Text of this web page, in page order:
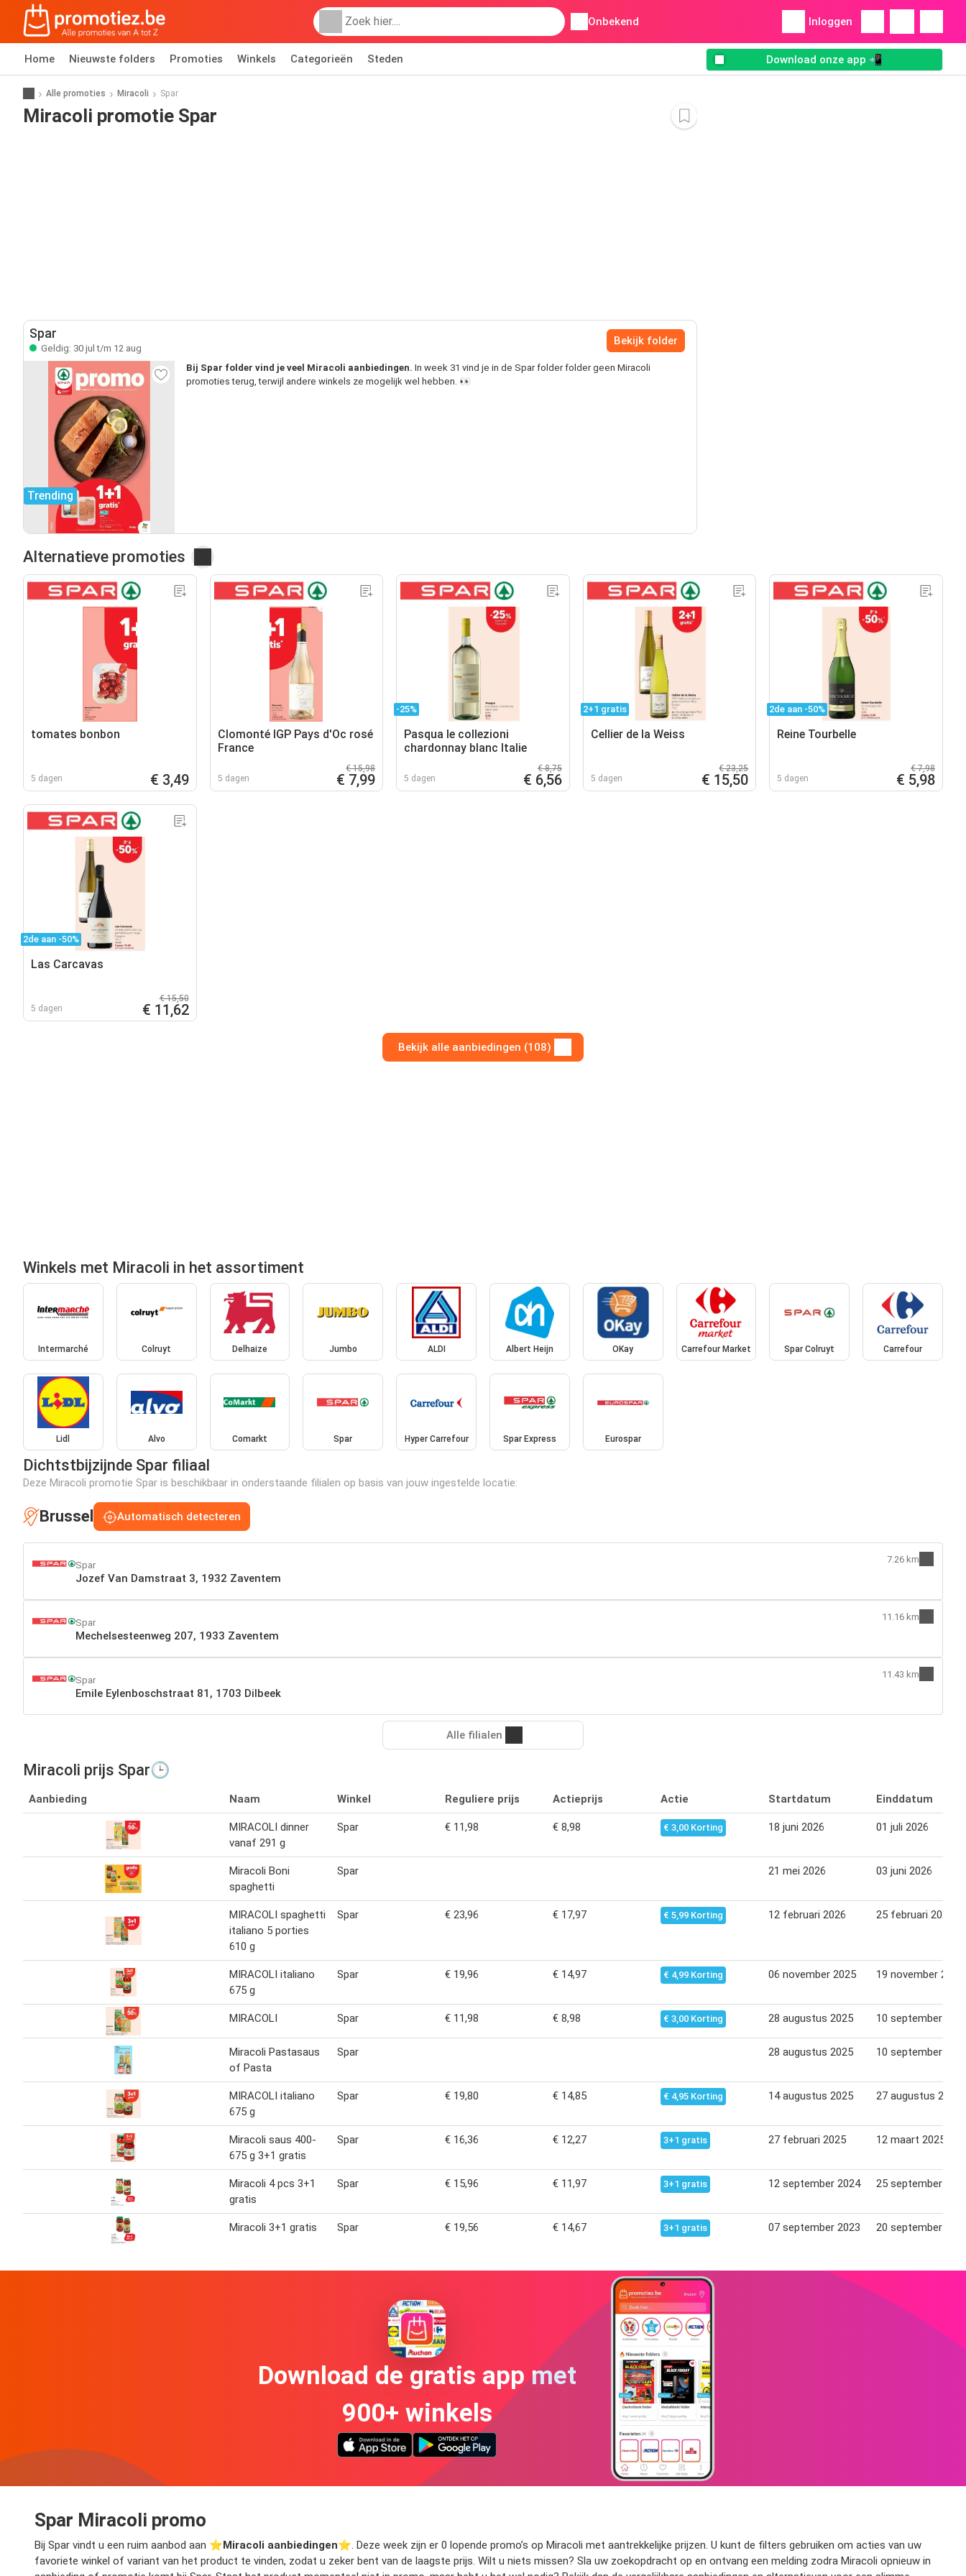
Onbekend Inloggen
Home Nieuwste folders Promoties Winkels Categorieën Steden Download onze app 📲
Alle promoties Miracoli Spar
Miracoli promotie Spar
Spar
Geldig: 30 jul t/m 12 aug
Bekijk folder
Trending
Bij Spar folder vind je veel Miracoli aanbiedingen. In week 31 vind je in de Spar folder folder geen Miracoli
promoties terug, terwijl andere winkels ze mogelijk wel hebben. 👀
Alternatieve promoties
tomates bonbon
5 dagen € 3,49
Clomonté IGP Pays d'Oc rosé
France
5 dagen
€ 15,98
€ 7,99
-25%
Pasqua le collezioni
chardonnay blanc Italie
5 dagen
€ 8,75
€ 6,56
2+1 gratis
Cellier de la Weiss
5 dagen
€ 23,25
€ 15,50
2de aan -50%
Reine Tourbelle
5 dagen
€ 7,98
€ 5,98
2de aan -50%
Las Carcavas
5 dagen
€ 15,50
€ 11,62
Bekijk alle aanbiedingen (108)
Winkels met Miracoli in het assortiment
Intermarché Colruyt Delhaize Jumbo ALDI Albert Heijn OKay Carrefour Market Spar Colruyt Carrefour
Lidl Alvo Comarkt Spar Hyper Carrefour Spar Express Eurospar
Dichtstbijzijnde Spar filiaal
Deze Miracoli promotie Spar is beschikbaar in onderstaande filialen op basis van jouw ingestelde locatie:
Brussel Automatisch detecteren
Spar
Jozef Van Damstraat 3, 1932 Zaventem
7.26 km
Spar
Mechelsesteenweg 207, 1933 Zaventem
11.16 km
Spar
Emile Eylenboschstraat 81, 1703 Dilbeek
11.43 km
Alle filialen
Miracoli prijs Spar🕒
Aanbieding Naam Winkel Reguliere prijs Actieprijs Actie Startdatum Einddatum
MIRACOLI dinner
vanaf 291 g
Spar € 11,98 € 8,98 € 3,00 Korting 18 juni 2026 01 juli 2026
Miracoli Boni
spaghetti
Spar 21 mei 2026 03 juni 2026
MIRACOLI spaghetti
italiano 5 porties
610 g
Spar € 23,96 € 17,97 € 5,99 Korting 12 februari 2026 25 februari 2026
MIRACOLI italiano
675 g
Spar € 19,96 € 14,97 € 4,99 Korting 06 november 2025 19 november 2025
MIRACOLI Spar € 11,98 € 8,98 € 3,00 Korting 28 augustus 2025 10 september
Miracoli Pastasaus
of Pasta
Spar 28 augustus 2025 10 september
MIRACOLI italiano
675 g
Spar € 19,80 € 14,85 € 4,95 Korting 14 augustus 2025 27 augustus 2025
Miracoli saus 400-
675 g 3+1 gratis
Spar € 16,36 € 12,27 3+1 gratis 27 februari 2025 12 maart 2025
Miracoli 4 pcs 3+1
gratis
Spar € 15,96 € 11,97 3+1 gratis 12 september 2024 25 september
Miracoli 3+1 gratis Spar € 19,56 € 14,67 3+1 gratis 07 september 2023 20 september
Download de gratis app met
900+ winkels
Spar Miracoli promo
Bij Spar vindt u een ruim aanbod aan ⭐️Miracoli aanbiedingen⭐️. Deze week zijn er 0 lopende promo’s op Miracoli met aantrekkelijke prijzen. U kunt de filters gebruiken om acties van uw
favoriete winkel of variant van het product te vinden, zodat u zeker bent van de laagste prijs. Wilt u niets missen? Sla uw zoekopdracht op en ontvang een melding zodra Miracoli opnieuw in